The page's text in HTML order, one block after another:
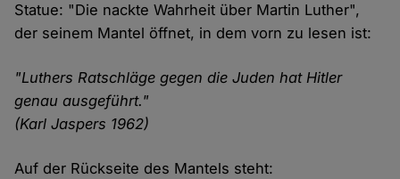
Statue: "Die nackte Wahrheit über Martin Luther",
der seinem Mantel öffnet, in dem vorn zu lesen ist:
"Luthers Ratschläge gegen die Juden hat Hitler
genau ausgeführt."
(Karl Jaspers 1962)
Auf der Rückseite des Mantels steht: